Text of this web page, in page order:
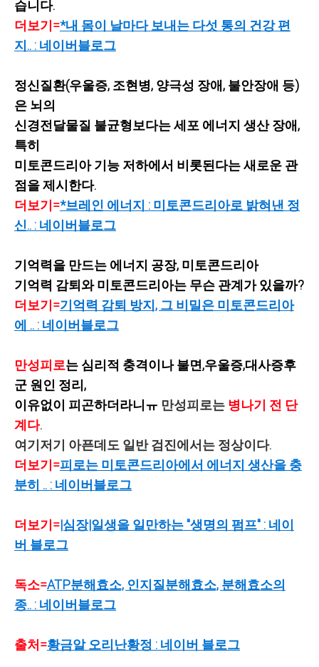
습니다.
더보기=*내 몸이 날마다 보내는 다섯 통의 건강 편
지.. : 네이버블로그
정신질환(우울증, 조현병, 양극성 장애, 불안장애 등)
은 뇌의
신경전달물질 불균형보다는 세포 에너지 생산 장애,
특히
미토콘드리아 기능 저하에서 비롯된다는 새로운 관
점을 제시한다.
더보기=*브레인 에너지 : 미토콘드리아로 밝혀낸 정
신.. : 네이버블로그
기억력을 만드는 에너지 공장, 미토콘드리아
기억력 감퇴와 미토콘드리아는 무슨 관계가 있을까?
더보기=기억력 감퇴 방지, 그 비밀은 미토콘드리아
에 .. : 네이버블로그
만성피로는 심리적 충격이나 불면,우울증,대사증후
군 원인 정리,
이유없이 피곤하더라니ㅠ 만성피로는 병나기 전 단
계다.
여기저기 아픈데도 일반 검진에서는 정상이다.
더보기=피로는 미토콘드리아에서 에너지 생산을 충
분히 .. : 네이버블로그
더보기=|심장|일생을 일만하는 "생명의 펌프" : 네이
버 블로그
독소=ATP분해효소, 인지질분해효소, 분해효소의
종.. : 네이버블로그
출처=황금알 오리난황정 : 네이버 블로그